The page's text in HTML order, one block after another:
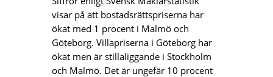
visar på att bostadsrättspriserna har
ökat med 1 procent i Malmö och
Göteborg. Villapriserna i Göteborg har
ökat men är stillaliggande i Stockholm
och Malmö. Det är ungefär 10 procent